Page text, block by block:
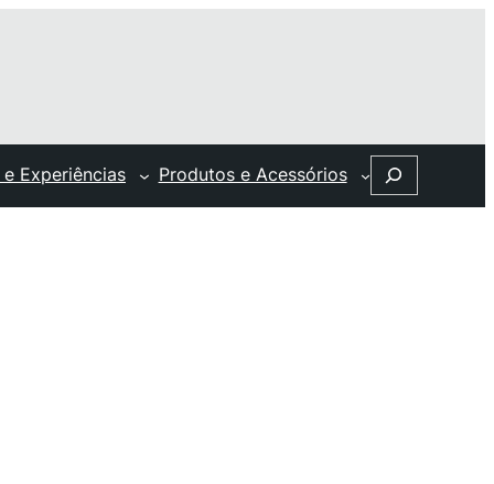
e Experiências Produtos e Acessórios Search